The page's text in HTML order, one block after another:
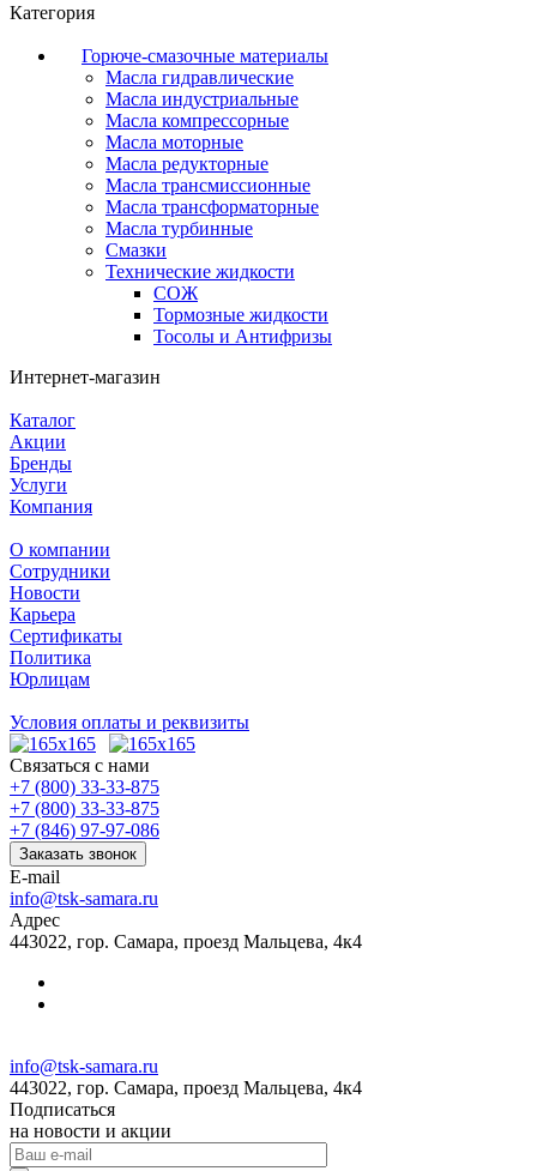
Категория
Горюче-смазочные материалы
Масла гидравлические
Масла индустриальные
Масла компрессорные
Масла моторные
Масла редукторные
Масла трансмиссионные
Масла трансформаторные
Масла турбинные
Смазки
Технические жидкости
СОЖ
Тормозные жидкости
Тосолы и Антифризы
Интернет-магазин
Каталог
Акции
Бренды
Услуги
Компания
О компании
Сотрудники
Новости
Карьера
Сертификаты
Политика
Юрлицам
Условия оплаты и реквизиты
Связаться с нами
+7 (800) 33-33-875
+7 (800) 33-33-875
+7 (846) 97-97-086
Заказать звонок
E-mail
info@tsk-samara.ru
Адрес
443022, гор. Самара, проезд Мальцева, 4к4
info@tsk-samara.ru
443022, гор. Самара, проезд Мальцева, 4к4
Подписаться
на новости и акции